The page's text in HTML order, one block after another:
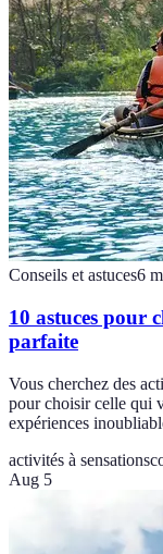
Conseils et astuces6
10 astuces pour
parfaite
Vous cherchez des
pour choisir celle qui
expériences
activités à sensations
Aug 5